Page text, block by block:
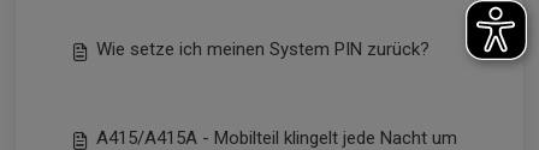
Wie setze ich meinen System PIN zurück?
A415/A415A - Mobilteil klingelt jede Nacht um